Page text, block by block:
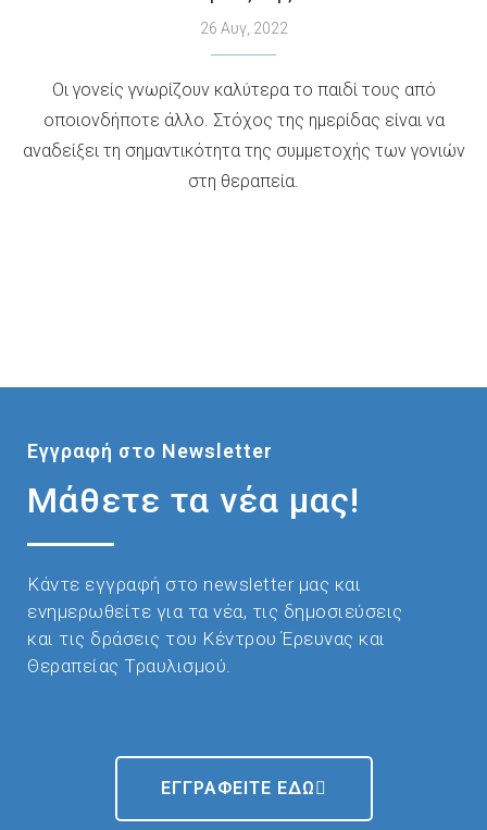
26 Αυγ, 2022
Οι γονείς γνωρίζουν καλύτερα το παιδί τους από
οποιονδήποτε άλλο. Στόχος της ημερίδας είναι να
αναδείξει τη σημαντικότητα της συμμετοχής των γονιών
στη θεραπεία.
Εγγραφή στο Newsletter
Μάθετε τα νέα μας!
Κάντε εγγραφή στο newsletter μας και
ενημερωθείτε για τα νέα, τις δημοσιεύσεις
και τις δράσεις του Κέντρου Έρευνας και
Θεραπείας Τραυλισμού.
ΕΓΓΡΑΦΕΙΤΕ ΕΔΩ